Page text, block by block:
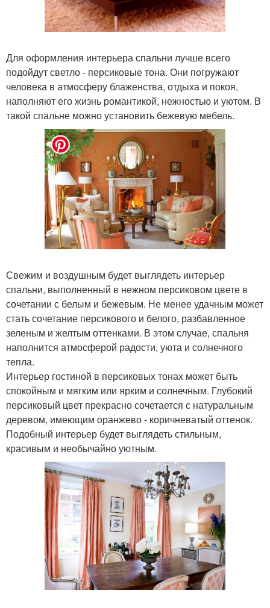
Для оформления интерьера спальни лучше всего
подойдут светло - персиковые тона. Они погружают
человека в атмосферу блаженства, отдыха и покоя,
наполняют его жизнь романтикой, нежностью и уютом. В
такой спальне можно установить бежевую мебель.
Свежим и воздушным будет выглядеть интерьер
спальни, выполненный в нежном персиковом цвете в
сочетании с белым и бежевым. Не менее удачным может
стать сочетание персикового и белого, разбавленное
зеленым и желтым оттенками. В этом случае, спальня
наполнится атмосферой радости, уюта и солнечного
тепла.
Интерьер гостиной в персиковых тонах может быть
спокойным и мягким или ярким и солнечным. Глубокий
персиковый цвет прекрасно сочетается с натуральным
деревом, имеющим оранжево - коричневатый оттенок.
Подобный интерьер будет выглядеть стильным,
красивым и необычайно уютным.